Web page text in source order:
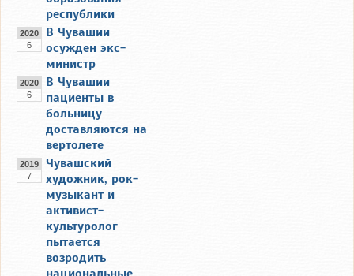
республики
2020
6
В Чувашии
осужден экс-
министр
2020
6
В Чувашии
пациенты в
больницу
доставляются на
вертолете
2019
7
Чувашский
художник, рок-
музыкант и
активист-
культуролог
пытается
возродить